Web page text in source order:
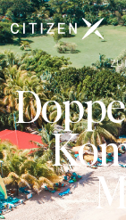
Zur Startseite von